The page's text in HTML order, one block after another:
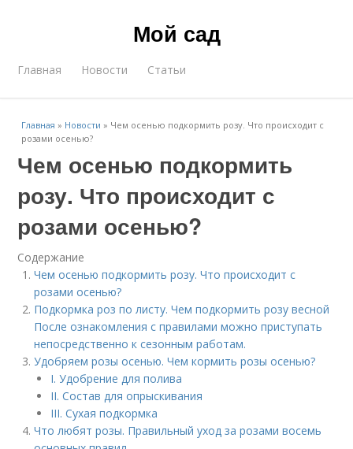
Мой сад
Главная Новости Статьи
Главная » Новости » Чем осенью подкормить розу. Что происходит с
розами осенью?
Чем осенью подкормить
розу. Что происходит с
розами осенью?
Содержание
Чем осенью подкормить розу. Что происходит с
розами осенью?
Подкормка роз по листу. Чем подкормить розу весной
После ознакомления с правилами можно приступать
непосредственно к сезонным работам.
Удобряем розы осенью. Чем кормить розы осенью?
I. Удобрение для полива
II. Состав для опрыскивания
III. Сухая подкормка
Что любят розы. Правильный уход за розами восемь